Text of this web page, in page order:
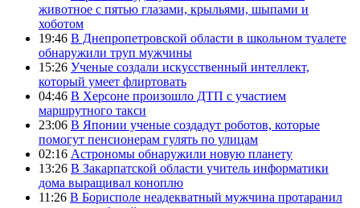
животное с пятью глазами, крыльями, шыпами и
хоботом
19:46 В Днепропетровской области в школьном туалете
обнаружили труп мужчины
15:26 Ученые создали искусственный интеллект,
который умеет флиртовать
04:46 В Херсоне произошло ДТП с участием
маршрутного такси
23:06 В Японии ученые создадут роботов, которые
помогут пенсионерам гулять по улицам
02:16 Астрономы обнаружили новую планету
13:26 В Закарпатской области учитель информатики
дома выращивал коноплю
11:26 В Борисполе неадекватный мужчина протаранил